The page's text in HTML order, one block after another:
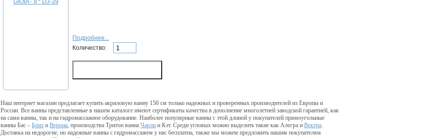
Подробнее...
Количество:
Наш интернет магазин предлагает купить акриловую ванну 150 см только надежных и проверенных производителей из Европы и
России. Все ванны представленные в нашем каталоге имеют сертификаты качества в дополнение многолетней заводской гарантией, как
на сами ванны, так и на гидромассажное оборудование. Наиболее популярные ванны с этой длиной у покупателей прямоугольные
ванны Бас – Бриз и Верона, производства Тритон ванна Чарли и Кэт. Среди угловых можно выделить такие как Алегра и Вектра.
Доставка на недорогие, но надежные ванны с гидромассажем у нас бесплатна, также мы можем предложить нашим покупателям